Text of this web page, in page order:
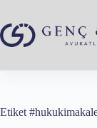
content
Etiket